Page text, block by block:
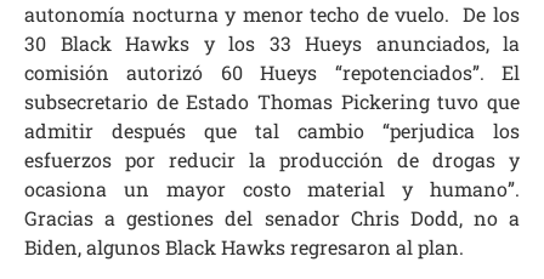
autonomía nocturna y menor techo de vuelo. De los
30 Black Hawks y los 33 Hueys anunciados, la
comisión autorizó 60 Hueys “repotenciados”. El
subsecretario de Estado Thomas Pickering tuvo que
admitir después que tal cambio “perjudica los
esfuerzos por reducir la producción de drogas y
ocasiona un mayor costo material y humano”.
Gracias a gestiones del senador Chris Dodd, no a
Biden, algunos Black Hawks regresaron al plan.